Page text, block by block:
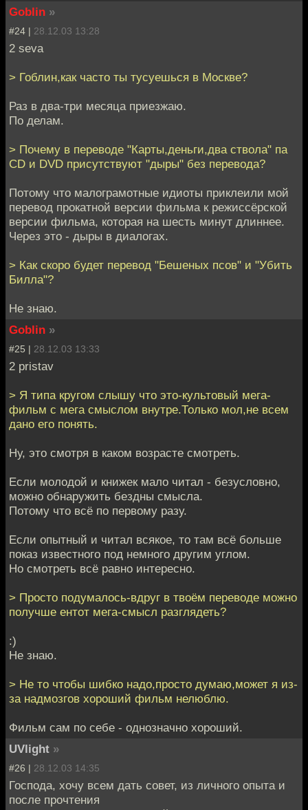
Goblin »
#24 | 28.12.03 13:28
2 seva
> Гоблин,как часто ты тусуешься в Москве?
Раз в два-три месяца приезжаю.
По делам.
> Почему в переводе "Карты,деньги,два ствола" па
CD и DVD присутствуют "дыры" без перевода?
Потому что малограмотные идиоты приклеили мой
перевод прокатной версии фильма к режиссёрской
версии фильма, которая на шесть минут длиннее.
Через это - дыры в диалогах.
> Как скоро будет перевод "Бешеных псов" и "Убить
Билла"?
Не знаю.
Goblin »
#25 | 28.12.03 13:33
2 pristav
> Я типа кругом слышу что это-культовый мега-
фильм с мега смыслом внутре.Только мол,не всем
дано его понять.
Ну, это смотря в каком возрасте смотреть.
Если молодой и книжек мало читал - безусловно,
можно обнаружить бездны смысла.
Потому что всё по первому разу.
Если опытный и читал всякое, то там всё больше
показ известного под немного другим углом.
Но смотреть всё равно интересно.
> Просто подумалось-вдруг в твоём переводе можно
получше ентот мега-смысл разглядеть?
:)
Не знаю.
> Не то чтобы шибко надо,просто думаю,может я из-
за надмозгов хороший фильм нелюблю.
Фильм сам по себе - однозначно хороший.
UVlight »
#26 | 28.12.03 14:35
Господа, хочу всем дать совет, из личного опыта и
после прочтения